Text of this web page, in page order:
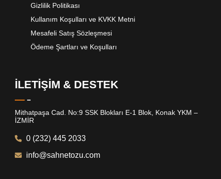
Gizlilik Politikası
Kullanım Koşulları ve KVKK Metni
Mesafeli Satış Sözleşmesi
Ödeme Şartları ve Koşulları
İLETİŞİM & DESTEK
Mithatpaşa Cad. No:9 SSK Blokları E-1 Blok, Konak YKM –
İZMİR
0 (232) 445 2033
info@sahnetozu.com